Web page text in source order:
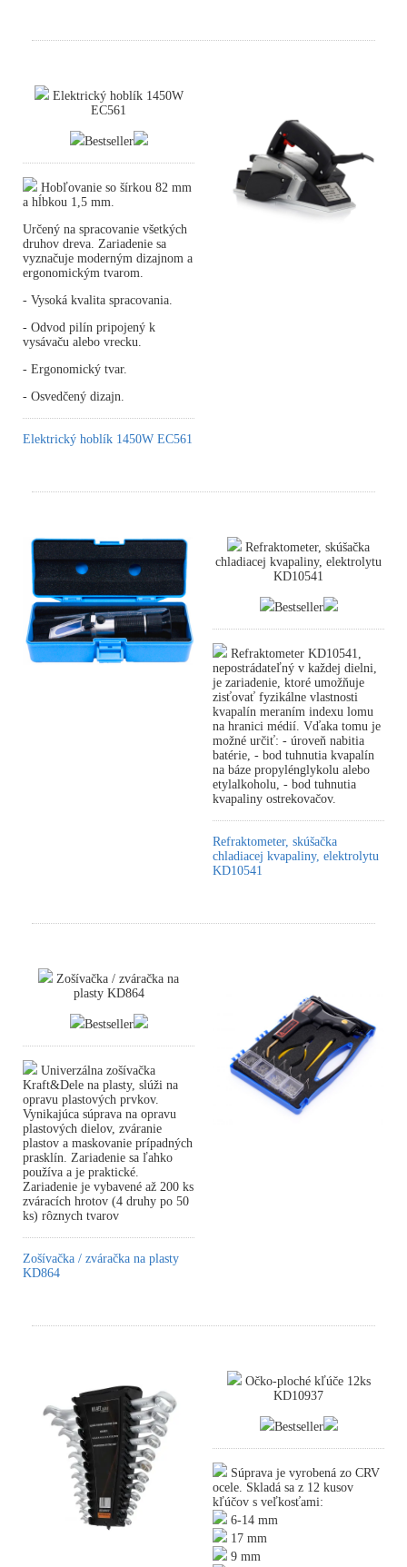
Elektrický hoblík 1450W
EC561
Bestseller
Hobľovanie so šírkou 82 mm
a hĺbkou 1,5 mm.
Určený na spracovanie všetkých
druhov dreva. Zariadenie sa
vyznačuje moderným dizajnom a
ergonomickým tvarom.
- Vysoká kvalita spracovania.
- Odvod pilín pripojený k
vysávaču alebo vrecku.
- Ergonomický tvar.
- Osvedčený dizajn.
Elektrický hoblík 1450W EC561
Refraktometer, skúšačka
chladiacej kvapaliny, elektrolytu
KD10541
Bestseller
Refraktometer KD10541,
nepostrádateľný v každej dielni,
je zariadenie, ktoré umožňuje
zisťovať fyzikálne vlastnosti
kvapalín meraním indexu lomu
na hranici médií. Vďaka tomu je
možné určiť: - úroveň nabitia
batérie, - bod tuhnutia kvapalín
na báze propylénglykolu alebo
etylalkoholu, - bod tuhnutia
kvapaliny ostrekovačov.
Refraktometer, skúšačka
chladiacej kvapaliny, elektrolytu
KD10541
Zošívačka / zváračka na
plasty KD864
Bestseller
Univerzálna zošívačka
Kraft&Dele na plasty, slúži na
opravu plastových prvkov.
Vynikajúca súprava na opravu
plastových dielov, zváranie
plastov a maskovanie prípadných
prasklín. Zariadenie sa ľahko
používa a je praktické.
Zariadenie je vybavené až 200 ks
zváracích hrotov (4 druhy po 50
ks) rôznych tvarov
Zošívačka / zváračka na plasty
KD864
Očko-ploché kľúče 12ks
KD10937
Bestseller
Súprava je vyrobená zo CRV
ocele. Skladá sa z 12 kusov
kľúčov s veľkosťami:
6-14 mm
17 mm
9 mm